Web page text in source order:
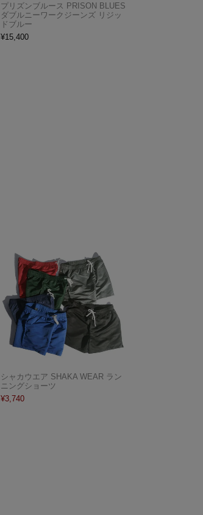
プリズンブルース PRISON BLUES
ダブルニーワークジーンズ リジッ
ドブルー
¥15,400
シャカウエア SHAKA WEAR ラン
ニングショーツ
¥3,740